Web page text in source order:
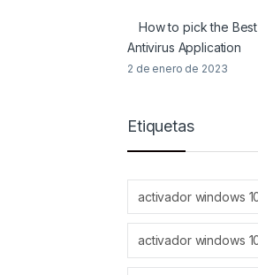
How to pick the
Antivirus Application
2 de enero de 2023
Etiquetas
activador windows
activador windows